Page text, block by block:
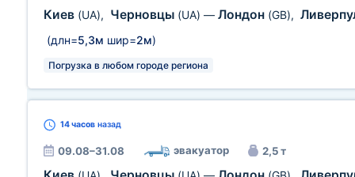
Киев (UA), Черновцы (UA) — Лондон (GB),
(длн=5,3м шир=2м)
Погрузка в любом городе региона
14 часов назад
09.08–31.08 эвакуатор 2,5 т